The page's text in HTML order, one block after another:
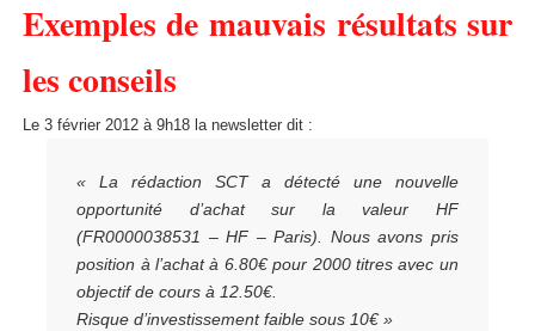
Exemples de mauvais résultats sur
les conseils
Le 3 février 2012 à 9h18 la newsletter dit :
« La rédaction SCT a détecté une nouvelle
opportunité d’achat sur la valeur HF
(FR0000038531 – HF – Paris). Nous avons pris
position à l’achat à 6.80€ pour 2000 titres avec un
objectif de cours à 12.50€.
Risque d’investissement faible sous 10€ »